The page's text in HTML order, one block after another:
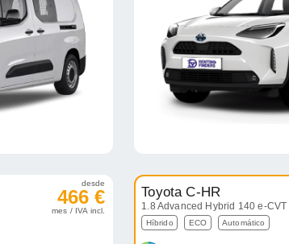
desde
466 €
mes / IVA incl.
Toyota C-HR
1.8 Advanced Hybrid 140 e-CVT
Híbrido ECO Automático